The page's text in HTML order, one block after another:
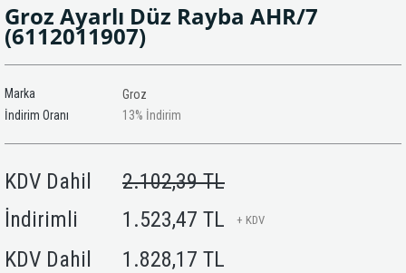
Groz Ayarlı Düz Rayba AHR/7
(6112011907)
Marka
Groz
İndirim Oranı
%
13 İndirim
KDV Dahil
2.102,39 TL
İndirimli
1.523,47 TL + KDV
KDV Dahil 1.828,17 TL